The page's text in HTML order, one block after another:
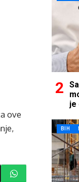
ove
je
BIH